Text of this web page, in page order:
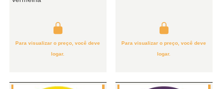
Para visualizar o preço, você deve
logar.
Para visualizar o preço, você deve
logar.